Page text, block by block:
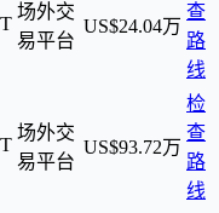
场外交
易平台
US$24.04万
查
路
线
场外交
易平台
US$93.72万
检
查
路
线